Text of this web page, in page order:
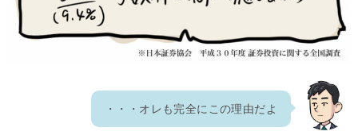
・・・オレも完全にこの理由だよ